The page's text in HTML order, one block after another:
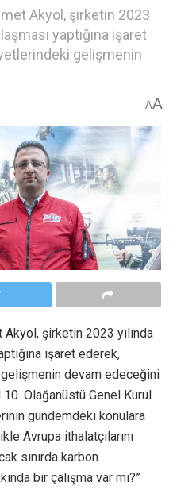
Akyol, şirketin 2023
yaptığına işaret
gelişmenin
AA
şirketin 2023 yılında
işaret ederek,
devam edeceğini
Olağanüstü Genel Kurul
gündemdeki konulara
Avrupa ithalatçılarını
sınırda karbon
bir çalışma var mı?”